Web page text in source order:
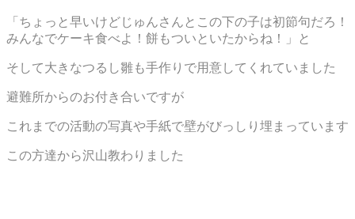
「ちょっと早いけどじゅんさんとこの下の子は初節句だろ！
みんなでケーキ食べよ！餅もついといたからね！」と
そして大きなつるし雛も手作りで用意してくれていました
避難所からのお付き合いですが
これまでの活動の写真や手紙で壁がびっしり埋まっています
この方達から沢山教わりました